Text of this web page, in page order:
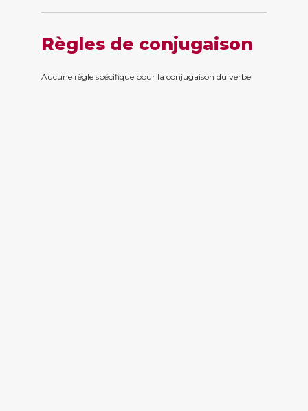
Règles de conjugaison
Aucune règle spécifique pour la conjugaison du verbe